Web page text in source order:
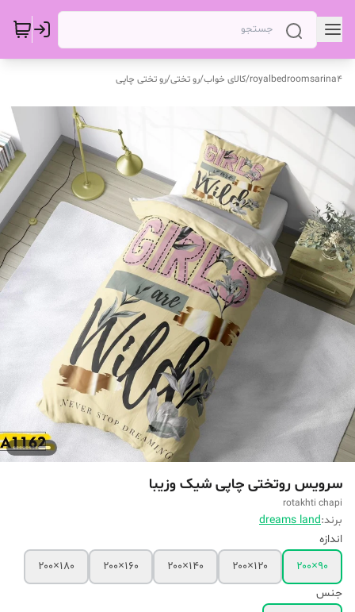
royalbedroomsarina4
/کالای خواب/رو تختی/رو تختی چاپی
سرویس روتختی چاپی شیک و‌زیبا
rotakhti chapi
برند:dreams land
اندازه
۹۰×۲۰۰
۱۲۰×۲۰۰ ۱۴۰×۲۰۰ ۱۶۰×۲۰۰
۱۸۰×۲۰۰
جنس